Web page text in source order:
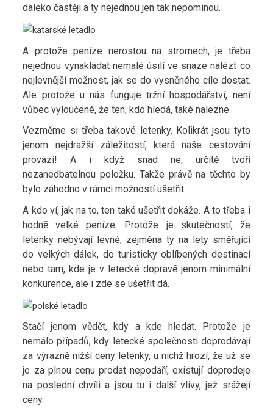
daleko častěji a ty nejednou jen tak nepominou.
A protože peníze nerostou na stromech, je třeba
nejednou vynakládat nemalé úsilí ve snaze nalézt co
nejlevnější možnost, jak se do vysněného cíle dostat.
Ale protože u nás funguje tržní hospodářství, není
vůbec vyloučené, že ten, kdo hledá, také nalezne.
Vezměme si třeba takové
letenky. Kolikrát jsou tyto
jenom nejdražší záležitostí, která naše cestování
provází! A i když snad ne, určitě tvoří
nezanedbatelnou položku. Takže právě na těchto by
bylo záhodno v rámci možností ušetřit.
A kdo ví, jak na to, ten také ušetřit dokáže. A to třeba i
hodně velké peníze. Protože je skutečností, že
letenky nebývají levné, zejména ty na lety směřující
do velkých dálek, do turisticky oblíbených destinací
nebo tam, kde je v letecké dopravě jenom minimální
konkurence, ale i zde se ušetřit dá.
Stačí jenom vědět, kdy a kde hledat. Protože je
nemálo případů, kdy letecké společnosti doprodávají
za výrazně nižší ceny letenky, u nichž hrozí, že už se
je za plnou cenu prodat nepodaří, existují doprodeje
na poslední chvíli a jsou tu i další vlivy, jež srážejí
ceny.